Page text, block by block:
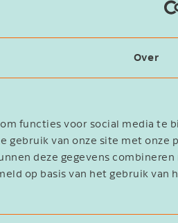
Over
functies voor social media te
gebruik van onze site met onze
deze gegevens combineren
op basis van het gebruik van